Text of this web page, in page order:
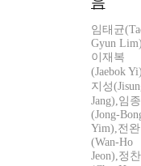
임태균
Gyun
이재복
(Jaebok
지성
Jang),임
(Jong-
Yim),전
(Wan-Ho
Jeon),정